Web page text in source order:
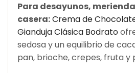
Para desayunos,
casera:Crema de
Gianduja Clásica Bodrato
sedosa y un equilibrio de
pan, brioche, crepes, fruta y